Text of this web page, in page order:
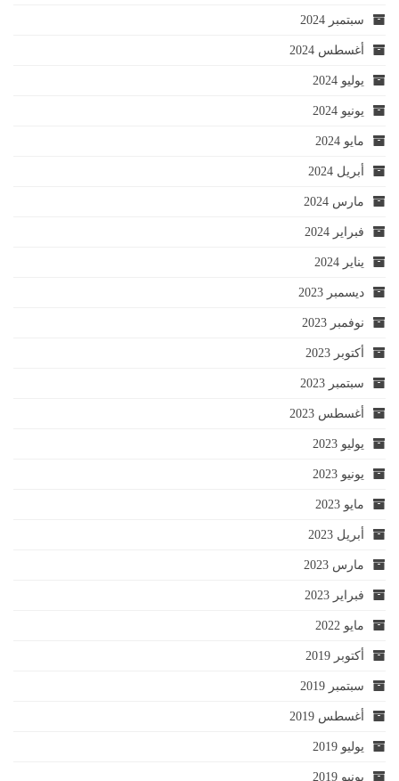
سبتمبر 2024
أغسطس 2024
يوليو 2024
يونيو 2024
مايو 2024
أبريل 2024
مارس 2024
فبراير 2024
يناير 2024
ديسمبر 2023
نوفمبر 2023
أكتوبر 2023
سبتمبر 2023
أغسطس 2023
يوليو 2023
يونيو 2023
مايو 2023
أبريل 2023
مارس 2023
فبراير 2023
مايو 2022
أكتوبر 2019
سبتمبر 2019
أغسطس 2019
يوليو 2019
يونيو 2019